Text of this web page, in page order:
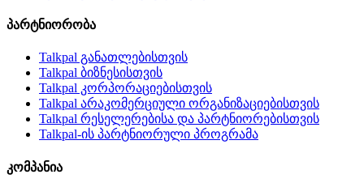
პარტნიორობა
Talkpal განათლებისთვის
Talkpal ბიზნესისთვის
Talkpal კორპორაციებისთვის
Talkpal არაკომერციული ორგანიზაციებისთვის
Talkpal რესელერებისა და პარტნიორებისთვის
Talkpal-ის პარტნიორული პროგრამა
კომპანია